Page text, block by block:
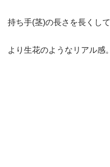
持ち手(茎)の長さを長くして
より生花のようなリアル感。